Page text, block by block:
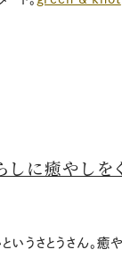
しに癒やしを
いうさとうさん。癒